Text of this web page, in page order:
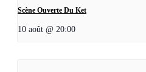
Scène Ouverte Du Ket
10 août @ 20:00